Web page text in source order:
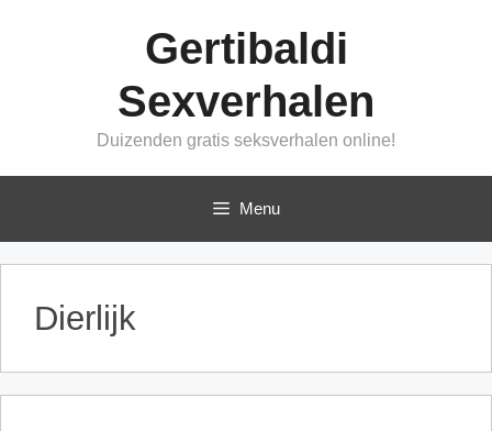
Gertibaldi
Sexverhalen
Duizenden gratis seksverhalen online!
Menu
Dierlijk